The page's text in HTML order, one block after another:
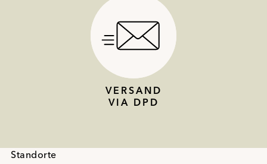
VERSAND
VIA DPD
Standorte